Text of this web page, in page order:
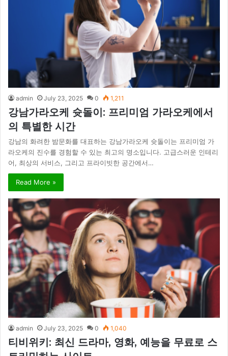
admin July 23, 2025 0 1,211
강남가라오케 슛돌이: 프리미엄 가라오케에서
의 특별한 시간
강남의 화려한 밤문화를 대표하는 강남가라오케 슛돌이는 프리미엄 가
라오케의 진수를 경험할 수 있는 최고의 명소입니다. 고급스러운 인테리
어, 최상의 서비스, 그리고 프라이빗한 공간에서…
Read More »
admin July 23, 2025 0 1,040
티비위키: 최신 드라마, 영화, 예능을 무료로 스